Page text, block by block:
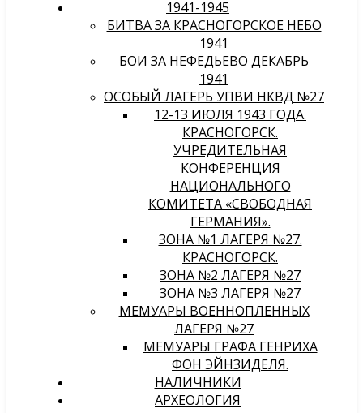
1941-1945
БИТВА ЗА КРАСНОГОРСКОЕ НЕБО
1941
БОИ ЗА НЕФЕДЬЕВО ДЕКАБРЬ
1941
ОСОБЫЙ ЛАГЕРЬ УПВИ НКВД №27
12-13 ИЮЛЯ 1943 ГОДА.
КРАСНОГОРСК.
УЧРЕДИТЕЛЬНАЯ
КОНФЕРЕНЦИЯ
НАЦИОНАЛЬНОГО
КОМИТЕТА «СВОБОДНАЯ
ГЕРМАНИЯ».
ЗОНА №1 ЛАГЕРЯ №27.
КРАСНОГОРСК.
ЗОНА №2 ЛАГЕРЯ №27
ЗОНА №3 ЛАГЕРЯ №27
МЕМУАРЫ ВОЕННОПЛЕННЫХ
ЛАГЕРЯ №27
МЕМУАРЫ ГРАФА ГЕНРИХА
ФОН ЭЙНЗИДЕЛЯ.
НАЛИЧНИКИ
АРХЕОЛОГИЯ